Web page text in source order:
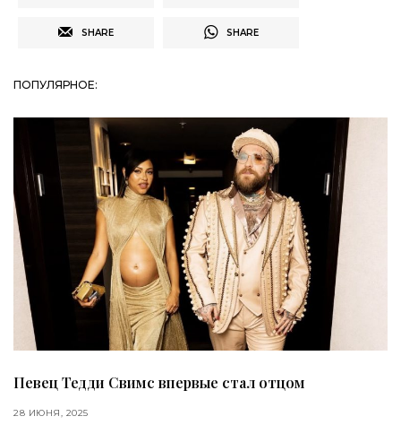
SHARE SHARE
ПОПУЛЯРНОЕ:
Певец Тедди Свимс впервые стал отцом
28 ИЮНЯ, 2025